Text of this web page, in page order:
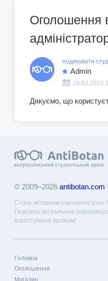
Оголошення
Admin
26.02.2023
Дякуємо, що
© 2009–2026 antibotan.com
Стань активним учасником руху
Поділись актуальною
користуванні архівом!
Головна
Оголошення
Магазин